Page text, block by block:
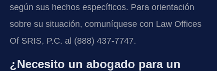
según sus hechos específicos. Para orientación
sobre su situación, comuníquese con Law Offices
Of SRIS, P.C. al (888) 437-7747.
¿Necesito un abogado para un